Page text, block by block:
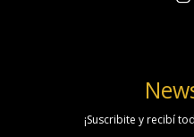
¡Suscribite y recibí